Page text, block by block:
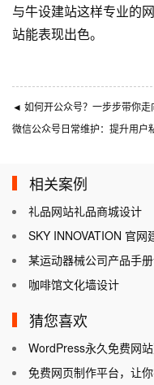
与牛设建站这样专业的
站能表现出色。
◄ 如何开公众号？一步步带你走
微信公众号日常维护：提升用户
相关案例
礼品网站礼品商城设计
SKY INNOVATION 官网
某运动器械公司产品手
咖啡馆文化墙设计
猜您喜欢
WordPress永久免费网站
免费网页制作平台，让你